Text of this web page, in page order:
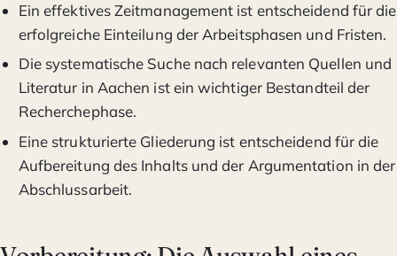
Ein effektives Zeitmanagement ist entscheidend für die
erfolgreiche Einteilung der Arbeitsphasen und Fristen.
Die systematische Suche nach relevanten Quellen und
Literatur in Aachen ist ein wichtiger Bestandteil der
Recherchephase.
Eine strukturierte Gliederung ist entscheidend für die
Aufbereitung des Inhalts und der Argumentation in der
Abschlussarbeit.